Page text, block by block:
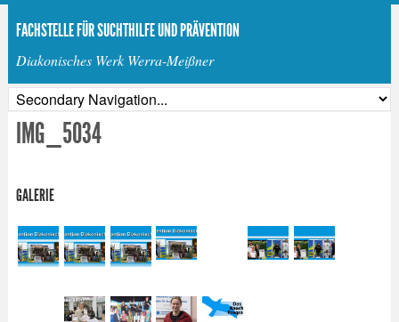
FACHSTELLE FÜR SUCHTHILFE UND PRÄVENTION
Diakonisches Werk Werra-Meißner
IMG_5034
GALERIE